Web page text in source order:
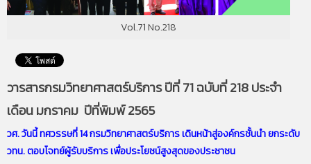
Vol.71 No.218
วารสารกรมวิทยาศาสตร์บริการ ปีที่ 71 ฉบับที่ 218 ประจำ
เดือน มกราคม ปีที่พิมพ์ 2565
วศ. วันนี้ ทศวรรษที่ 14 กรมวิทยาศาสตร์บริการ เดินหน้าสู่องค์กรชั้นนำ ยกระดับ
วทน. ตอบโจทย์ผู้รับบริการ เพื่อประโยชน์สูงสุดของประชาชน